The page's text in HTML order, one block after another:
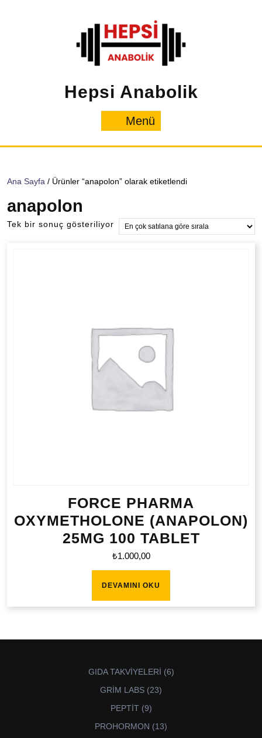
Hepsi Anabolik
Menü
Ana Sayfa / Ürünler “anapolon” olarak etiketlendi
anapolon
Tek bir sonuç gösteriliyor
FORCE PHARMA
OXYMETHOLONE (ANAPOLON)
25MG 100 TABLET
₺1.000,00
DEVAMINI OKU
GIDA TAKVİYELERİ 66
GRİM LABS 2323
PEPTİT 99
PROHORMON 1313